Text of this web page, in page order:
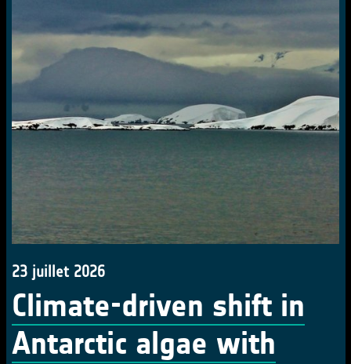
23 juillet 2026
Climate-driven shift in
Antarctic algae with